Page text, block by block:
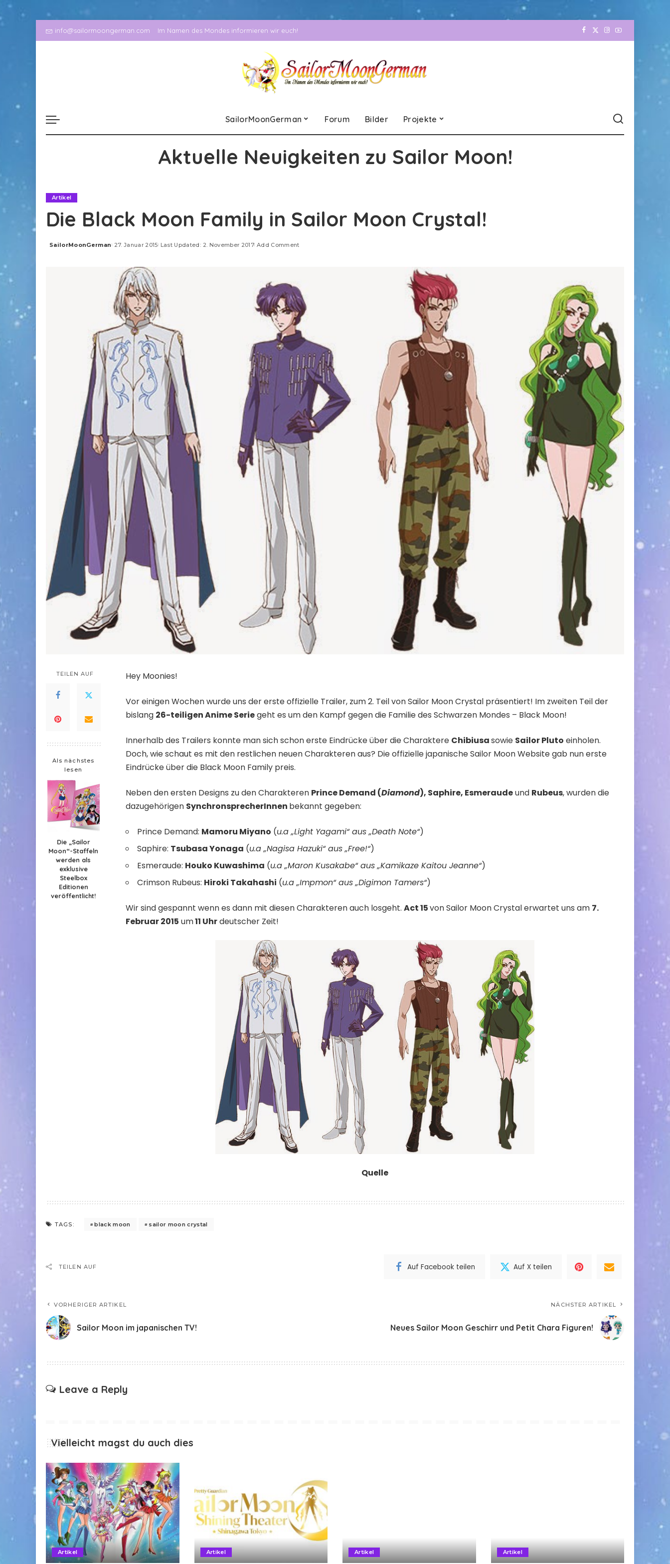
info@sailormoongerman.com Im Namen des Mondes informieren wir euch!
SailorMoonGerman Forum Bilder Projekte
Aktuelle Neuigkeiten zu Sailor Moon!
Artikel
Die Black Moon Family in Sailor Moon Crystal!
Posted
SailorMoonGerman 27. Januar 2015 Last Updated: 2. November 2017 Add Comment
TEILEN AUF
Als nächstes
lesen
Die „Sailor
Moon“-Staffeln
werden als
exklusive
Steelbox
Editionen
veröffentlicht!
Hey Moonies!
Vor einigen Wochen wurde uns der ersteoffizielle Trailer, zum 2. Teil von Sailor Moon Crystal präsentiert! Im zweiten Teil der
bislang 26-teiligen Anime Seriegeht es um den Kampf gegen die Familie des Schwarzen Mondes – Black Moon!
Innerhalb des Trailers konnte man sich schon erste Eindrücke über die Charaktere Chibiusasowie Sailor Pluto einholen.
Doch, wie schaut es mit den restlichen neuen Charakteren aus? Die offizielle japanische Sailor Moon Website gab nun erste
Eindrücke über die Black Moon Family preis.
Neben den ersten Designs zu den Charakteren Prince Demand (Diamond), Saphire, Esmeraudeund Rubeus, wurden die
dazugehörigen SynchronsprecherInnen bekannt gegeben:
Prince Demand: Mamoru Miyano (u.a „Light Yagami“ aus „Death Note“)
Saphire: Tsubasa Yonaga (u.a „Nagisa Hazuki“ aus „Free!“)
Esmeraude: Houko Kuwashima (u.a „Maron Kusakabe“ aus „Kamikaze Kaitou Jeanne“)
Crimson Rubeus: Hiroki Takahashi (u.a „Impmon“ aus „Digimon Tamers“)
Wir sind gespannt wenn es dann mit diesen Charakteren auch losgeht. Act 15von Sailor Moon Crystal erwartet uns am 7.
Februar 2015 um11 Uhrdeutscher Zeit!
Quelle
TAGS: black moon sailor moon crystal
TEILEN AUF Auf Facebook teilen Auf X teilen
VORHERIGER ARTIKEL
Sailor Moon im japanischen TV!
NÄCHSTER ARTIKEL
Neues Sailor Moon Geschirr und Petit Chara Figuren!
Leave a Reply
Vielleicht magst du auch dies
Artikel Artikel Artikel Artikel